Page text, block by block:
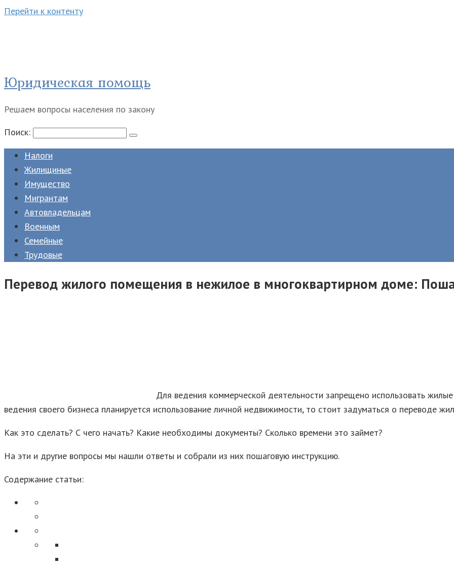
Перейти к контенту
Юридическая помощь
Решаем вопросы населения по закону
Поиск:
Налоги
Жилищиные
Имущество
Мигрантам
Автовладельцам
Военным
Семейные
Трудовые
Перевод жилого помещения в нежилое в многоквартирном доме:
Для ведения коммерческой деятельности запрещено использовать
ведения своего бизнеса планируется использование личной недвижимости, то стоит задуматься о переводе
Как это сделать? С чего начать? Какие необходимы документы? Сколько времени это займет?
На эти и другие вопросы мы нашли ответы и собрали из них пошаговую инструкцию.
Содержание статьи: